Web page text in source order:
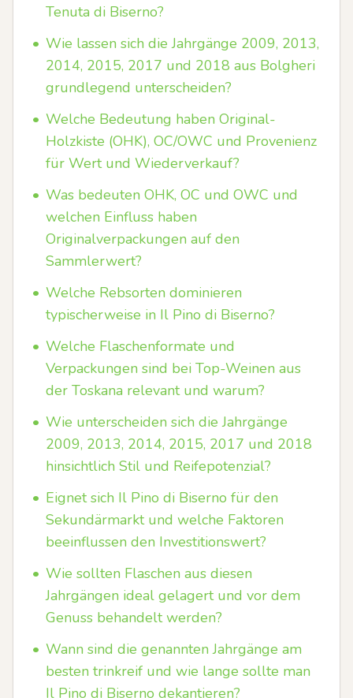
Tenuta di Biserno?
• Wie lassen sich die Jahrgänge 2009, 2013,
2014, 2015, 2017 und 2018 aus Bolgheri
grundlegend unterscheiden?
• Welche Bedeutung haben Original-
Holzkiste (OHK), OC/OWC und Provenienz
für Wert und Wiederverkauf?
• Was bedeuten OHK, OC und OWC und
welchen Einfluss haben
Originalverpackungen auf den
Sammlerwert?
• Welche Rebsorten dominieren
typischerweise in Il Pino di Biserno?
• Welche Flaschenformate und
Verpackungen sind bei Top-Weinen aus
der Toskana relevant und warum?
• Wie unterscheiden sich die Jahrgänge
2009, 2013, 2014, 2015, 2017 und 2018
hinsichtlich Stil und Reifepotenzial?
• Eignet sich Il Pino di Biserno für den
Sekundärmarkt und welche Faktoren
beeinflussen den Investitionswert?
• Wie sollten Flaschen aus diesen
Jahrgängen ideal gelagert und vor dem
Genuss behandelt werden?
• Wann sind die genannten Jahrgänge am
besten trinkreif und wie lange sollte man
Il Pino di Biserno dekantieren?